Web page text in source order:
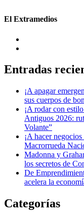
El Extramedios
Entradas
¡A apagar
sus cuerpos de
¡A rodar con
Antiguos 2026:
Volante”
¡A hacer
Macrorrueda
Madonna y
los secretos de
De
acelera la
Categorías